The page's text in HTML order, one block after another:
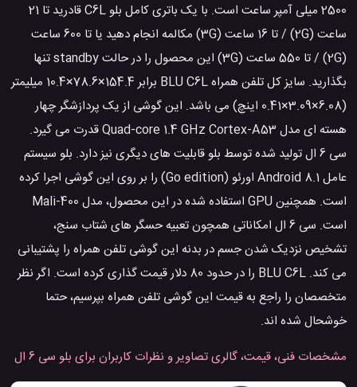
2500 میلی آمپر ساعت است. با یک باتری کامل بلو C6L قادرید تا 21
ساعت (2G) / تا 16 ساعت (3G) مکالمه انجام دهید یا تا 600 ساعت
(2G) / تا 550 ساعت (3G) این محصول را در حالت standby تنها
بگذارید. سایز کل تلفن همراه BLU C6L برابر 154.4×78.6×10.4 میلیمتر
(6.08×3.09×0.41 اینچ) می باشد. این گوشی از یک پردازشگر چهار
هسته ای مدل Quad-core 1.4 GHz Cortex-A53 قدرت می گیرد.
سی 6 ال تولید شده توسط بلو قابلیت های دیگری نیز دارد. بلو سیستم
عامل Android 8.1 اورئو (Go edition) را بر روی این گوشی اجرا کرده
است. همچنین GPU استفاده شده در این محصول، مدل Mali-400
است. سی 6 ال امکاناتی همچون تعبیه حسگر های شتاب سنج،
تشخیص نزدیک شدن جسم در بدنه این گوشی تلفن همراه را پشتیبانی
می کند. BLU C6L را در حدود 80 دلار قیمت گذاری کرده است. اگر نظر
متخصصان را راجع به قیمت این گوشی تلفن همراه بپرسیم، حتما
خوشحال شده اند.
مشخصات فنی، قیمت، گالری تصاویر و نظرات کاربران برای بلو سی 6 ال